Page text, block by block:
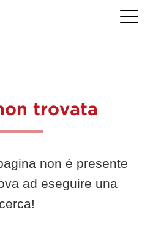
trovata
non è presente
ad eseguire una